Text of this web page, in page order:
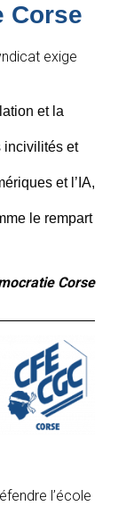
Corse
exige
et la
incivilités et
et l’IA,
le rempart
Corse
l’école